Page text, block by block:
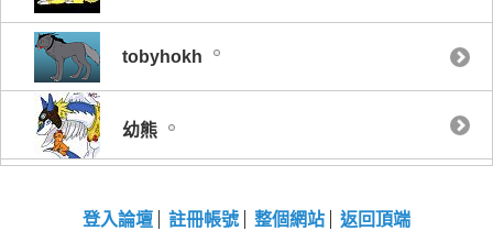
tobyhokh
幼熊
登入論壇 註冊帳號 整個網站 返回頂端